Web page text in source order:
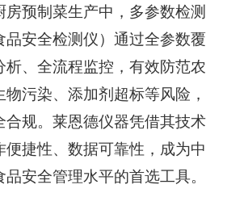
预制菜生产中，多参数检测
品安全检测仪）通过全参数覆
析、全流程监控，有效防范农
污染、添加剂超标等风险，
合规。莱恩德仪器凭借其技术
便捷性、数据可靠性，成为中
安全管理水平的首选工具。